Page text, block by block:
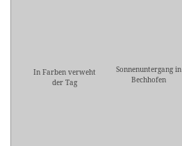
In Farben verweht
der Tag
Sonnenuntergang in
Bechhofen